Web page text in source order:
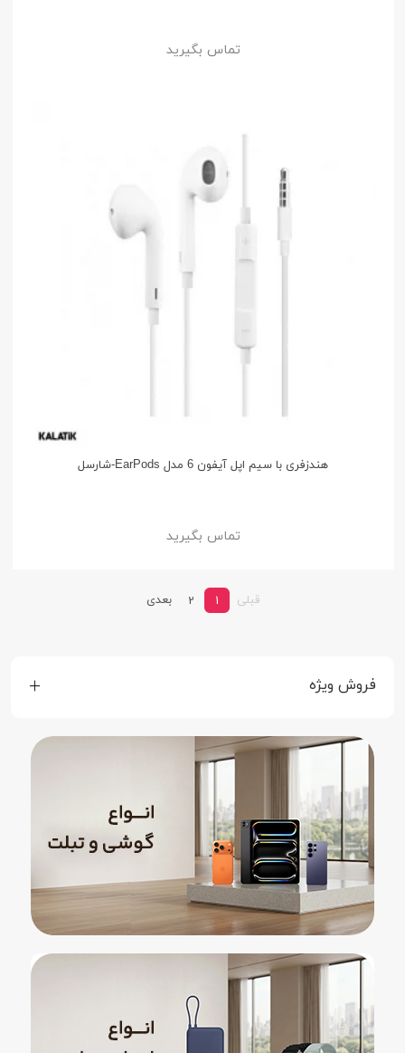
تماس بگیرید
هندزفری با سیم اپل آیفون 6 مدل EarPods-شارسل
تماس بگیرید
قبلی 1
2 بعدی
فروش ویژه